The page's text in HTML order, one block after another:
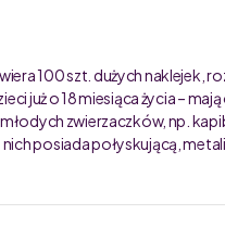
100 szt. dużych naklejek,
już o 18 miesiąca życia –
zwierzaczków, np.
posiada połyskującą,